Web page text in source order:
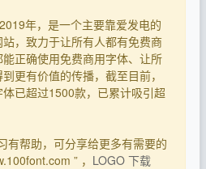
年，是一个主要靠爱发电的
，致力于让所有人都有免费商
正确使用免费商用字体、让所
更有价值的传播，截至目前，
已超过1500款，已累计吸引超
有帮助，可分享给更多有需要的
” ， LOGO 下载